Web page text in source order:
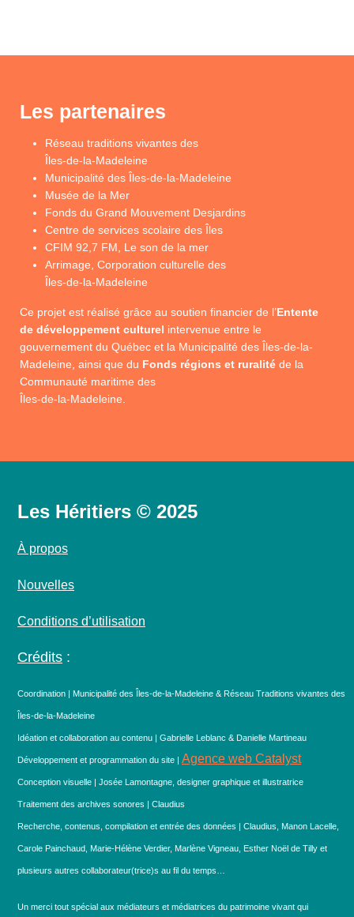
Les partenaires
Réseau traditions vivantes des
Îles-de-la-Madeleine
Municipalité des Îles-de-la-Madeleine
Musée de la Mer
Fonds du Grand Mouvement Desjardins
Centre de services scolaire des Îles
CFIM 92,7 FM, Le son de la mer
Arrimage, Corporation culturelle des
Îles-de-la-Madeleine
Ce projet est réalisé grâce au soutien financier de l’Entente
de développement culturel intervenue entre le
gouvernement du Québec et la Municipalité des Îles-de-la-
Madeleine, ainsi que du Fonds régions et ruralité de la
Communauté maritime des
Îles-de-la-Madeleine.
Les Héritiers © 2025
À propos
Nouvelles
Conditions d’utilisation
Crédits :
Coordination | Municipalité des Îles-de-la-Madeleine & Réseau Traditions vivantes des
Îles-de-la-Madeleine
Idéation et collaboration au contenu | Gabrielle Leblanc & Danielle Martineau
Développement et programmation du site | Agence web Catalyst
Conception visuelle | Josée Lamontagne, designer graphique et illustratrice
Traitement des archives sonores | Claudius
Recherche, contenus, compilation et entrée des données | Claudius, Manon Lacelle,
Carole Painchaud, Marie-Hélène Verdier, Marlène Vigneau, Esther Noël de Tilly et
plusieurs autres collaborateur(trice)s au fil du temps…
Un merci tout spécial aux médiateurs et médiatrices du patrimoine vivant qui